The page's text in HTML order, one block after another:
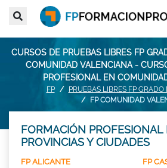
CURSOS DE PRUEBAS LIBRES FP
COMUNIDAD VALENCIANA -
PROFESIONAL EN
FP
PRUEBAS LIBRES FP
FP COMUNIDAD
FORMACIÓN PROFESIONAL
PROVINCIAS Y CIUDADES
FP ALICANTE
FP